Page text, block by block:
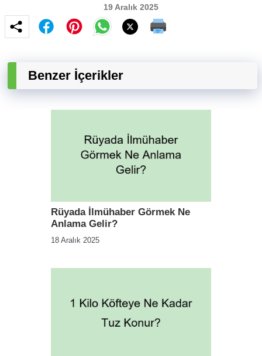
19 Aralık 2025
Benzer İçerikler
Rüyada İlmühaber Görmek Ne
Anlama Gelir?
18 Aralık 2025